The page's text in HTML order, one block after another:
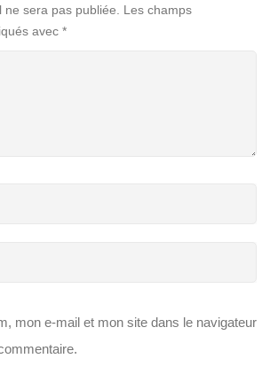
sera pas publiée.
Les champs
avec *
mon e-mail et mon site dans le navigateur